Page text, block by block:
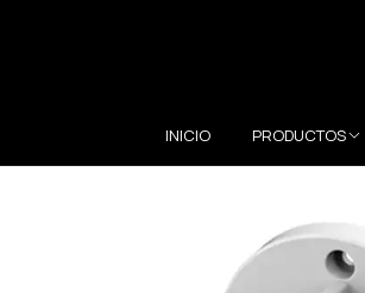
INICIO PRODUCTOS